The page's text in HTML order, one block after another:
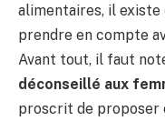
alimentaires, il
prendre en compte
Avant tout, il faut
déconseillé aux
proscrit de proposer